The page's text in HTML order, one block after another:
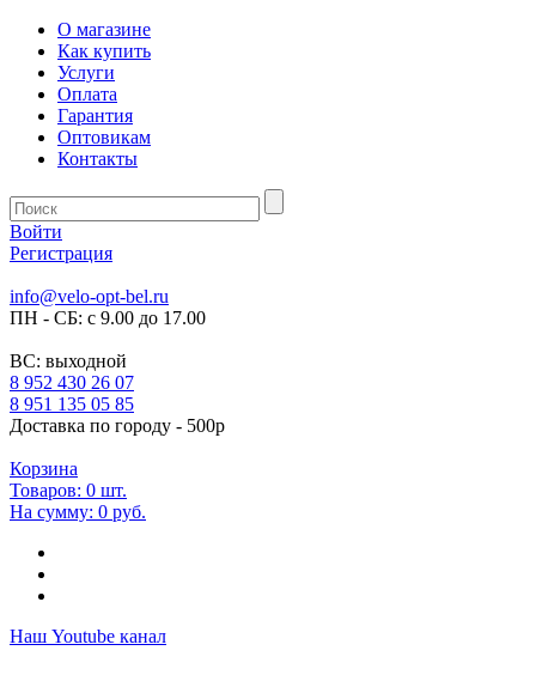
О магазине
Как купить
Услуги
Оплата
Гарантия
Оптовикам
Контакты
Войти
Регистрация
info@velo-opt-bel.ru
ПН - СБ: с 9.00 до 17.00
ВС: выходной
8 952 430 26 07
8 951 135 05 85
Доставка по городу - 500р
Корзина
Товаров: 0 шт.
На сумму: 0 руб.
Наш Youtube канал